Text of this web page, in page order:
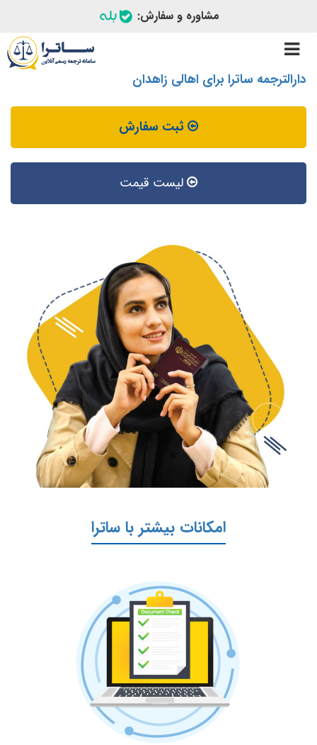
مشاوره و سفارش:
Toggle
navigation
دارالترجمه ساترا برای اهالی زاهدان
ثبت سفارش
لیست قیمت
امکانات بیشتر با ساترا